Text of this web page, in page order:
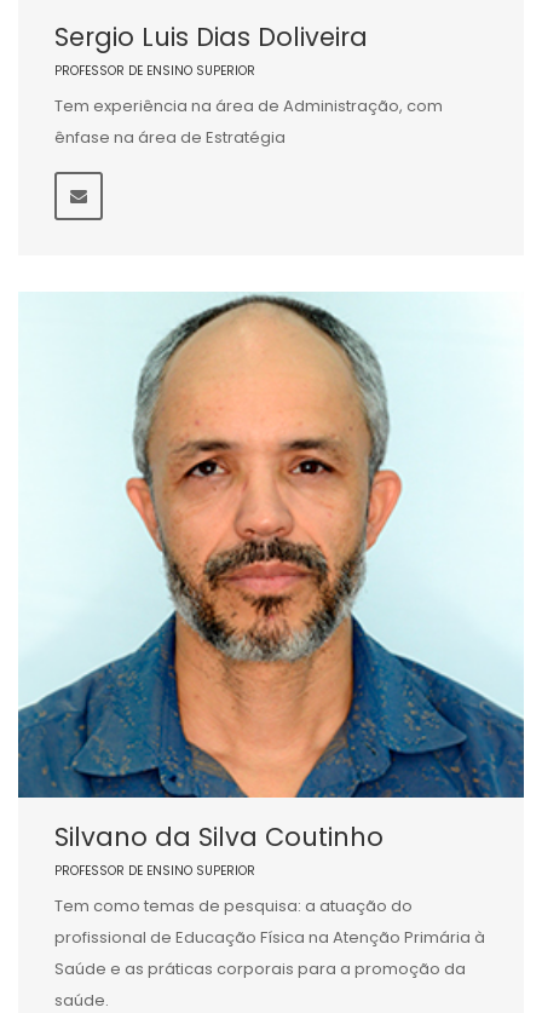
Sergio Luis Dias Doliveira
PROFESSOR DE ENSINO SUPERIOR
Tem experiência na área de Administração, com
ênfase na área de Estratégia
Silvano da Silva Coutinho
PROFESSOR DE ENSINO SUPERIOR
Tem como temas de pesquisa: a atuação do
profissional de Educação Física na Atenção Primária à
Saúde e as práticas corporais para a promoção da
saúde.